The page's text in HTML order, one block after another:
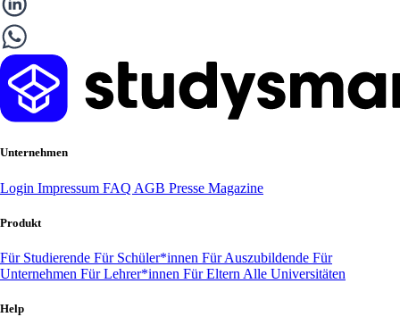
Unternehmen
Login Impressum FAQ AGB Presse Magazine
Produkt
Für Studierende Für Schüler*innen Für Auszubildende Für
Unternehmen Für Lehrer*innen Für Eltern Alle Universitäten
Help